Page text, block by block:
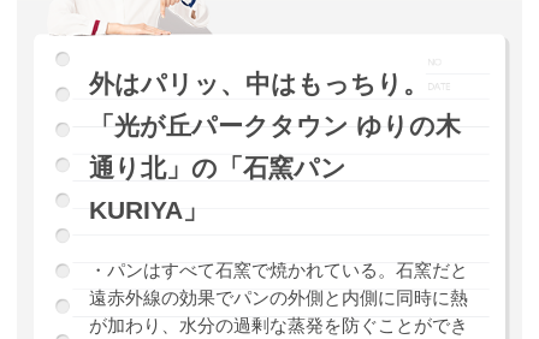
外はパリッ、中はもっちり。
「光が丘パークタウン ゆりの木
通り北」の「石窯パン
KURIYA」
・パンはすべて石窯で焼かれている。石窯だと
遠赤外線の効果でパンの外側と内側に同時に熱
が加わり、水分の過剰な蒸発を防ぐことができ